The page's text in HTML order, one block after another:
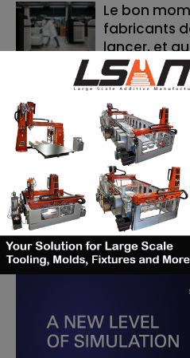
Le bon
fabricants
lancer, et
doivent
RECHERCHE